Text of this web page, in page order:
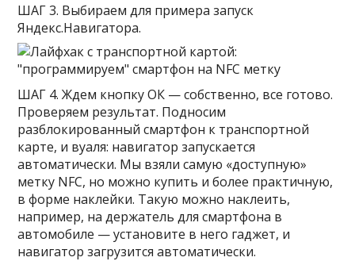
ШАГ 3. Выбираем для примера запуск
Яндекс.Навигатора.
ШАГ 4. Ждем кнопку ОК — собственно, все готово.
Проверяем результат. Подносим
разблокированный смартфон к транспортной
карте, и вуаля: навигатор запускается
автоматически. Мы взяли самую «доступную»
метку NFC, но можно купить и более практичную,
в форме наклейки. Такую можно наклеить,
например, на держатель для смартфона в
автомобиле — установите в него гаджет, и
навигатор загрузится автоматически.